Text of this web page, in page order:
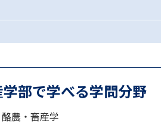
来場型・Web型イベント特
部で学べる学問分野
農・畜産学